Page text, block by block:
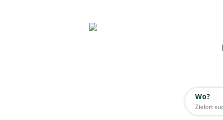
Wo?
Wo?